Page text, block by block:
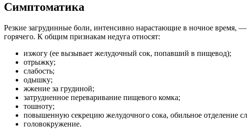
Симптоматика
Резкие загрудинные боли, интенсивно нарастающие в ночное время,
горячего. К общим признакам недуга относят:
изжогу (ее вызывает желудочный сок, попавший в пищевод);
отрыжку;
слабость;
одышку;
жжение за грудиной;
затрудненное переваривание пищевого комка;
тошноту;
повышенную секрецию желудочного сока, обильное отделение
головокружение.